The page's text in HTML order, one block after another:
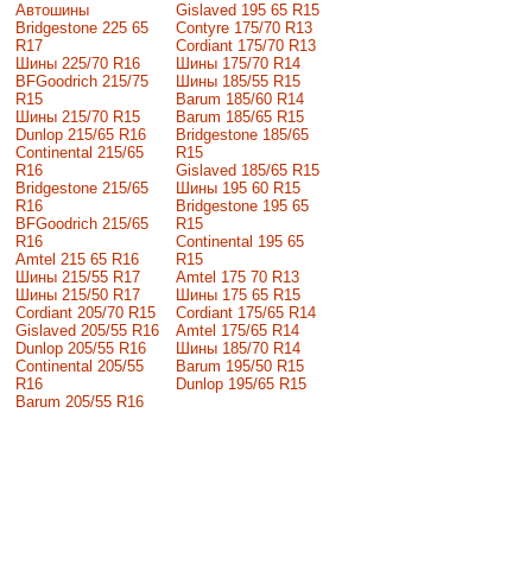
Автошины
Bridgestone 225 65
R17
Шины 225/70 R16
BFGoodrich 215/75
R15
Шины 215/70 R15
Dunlop 215/65 R16
Continental 215/65
R16
Bridgestone 215/65
R16
BFGoodrich 215/65
R16
Amtel 215 65 R16
Шины 215/55 R17
Шины 215/50 R17
Сordiant 205/70 R15
Gislaved 205/55 R16
Dunlop 205/55 R16
Continental 205/55
R16
Barum 205/55 R16
Gislaved 195 65 R15
Contyre 175/70 R13
Cordiant 175/70 R13
Шины 175/70 R14
Шины 185/55 R15
Barum 185/60 R14
Barum 185/65 R15
Bridgestone 185/65
R15
Gislaved 185/65 R15
Шины 195 60 R15
Bridgestone 195 65
R15
Continental 195 65
R15
Amtel 175 70 R13
Шины 175 65 R15
Cordiant 175/65 R14
Amtel 175/65 R14
Шины 185/70 R14
Barum 195/50 R15
Dunlop 195/65 R15